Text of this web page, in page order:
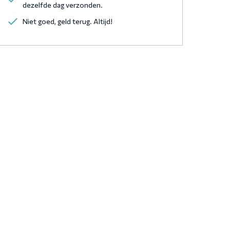
dezelfde dag verzonden.
Niet goed, geld terug. Altijd!